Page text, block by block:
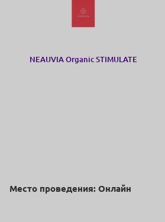
NEAUVIA Organic STIMULATE
Место проведения: Онлайн